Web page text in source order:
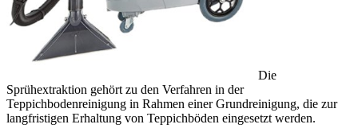
Die
Sprühextraktion gehört zu den Verfahren in der
Teppichbodenreinigung in Rahmen einer Grundreinigung, die zur
langfristigen Erhaltung von Teppichböden eingesetzt werden.